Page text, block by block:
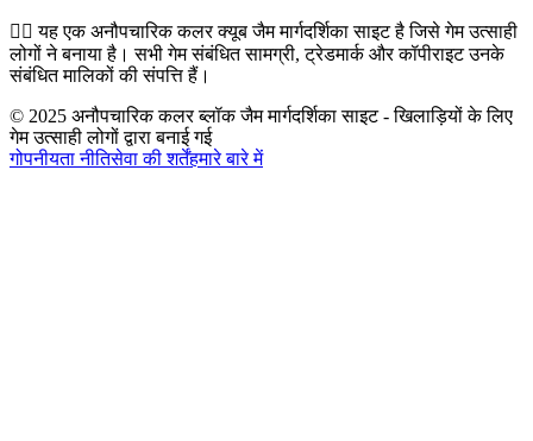
👉🏻यह एक अनौपचारिक कलर क्यूब जैम मार्गदर्शिका साइट है जिसे गेम उत्साही
लोगों ने बनाया है। सभी गेम संबंधित सामग्री, ट्रेडमार्क और कॉपीराइट उनके
संबंधित मालिकों की संपत्ति हैं।
© 2025 अनौपचारिक कलर ब्लॉक जैम मार्गदर्शिका साइट - खिलाड़ियों के लिए
गेम उत्साही लोगों द्वारा बनाई गई
गोपनीयता नीतिसेवा की शर्तेंहमारे बारे में